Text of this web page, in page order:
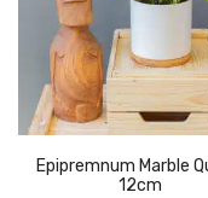
Epipremnum Marble Queen
12cm